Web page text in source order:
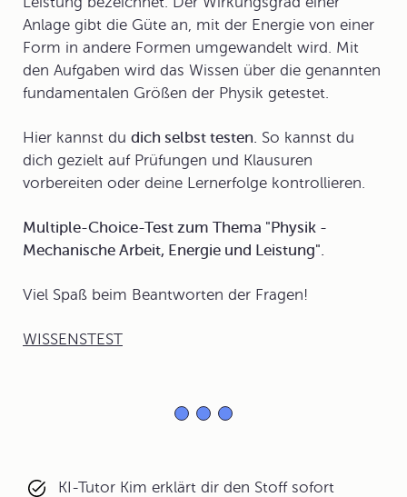
Anlage gibt die Güte an, mit der Energie von einer
Form in andere Formen umgewandelt wird. Mit
den Aufgaben wird das Wissen über die genannten
fundamentalen Größen der Physik getestet.
Hier kannst du dich selbst testen. So kannst du
dich gezielt auf Prüfungen und Klausuren
vorbereiten oder deine Lernerfolge kontrollieren.
Multiple-Choice-Test zum Thema "Physik -
Mechanische Arbeit, Energie und Leistung".
Viel Spaß beim Beantworten der Fragen!
WISSENSTEST
KI-Tutor Kim erklärt dir den Stoff sofort